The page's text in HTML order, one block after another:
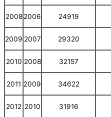
2008 2006 24919
2009 2007 29320
2010 2008 32157
2011 2009 34622
2012 2010 31916